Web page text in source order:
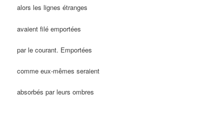
alors les lignes étranges
avaient filé emportées
par le courant. Emportées
comme eux-mêmes seraient
absorbés par leurs ombres